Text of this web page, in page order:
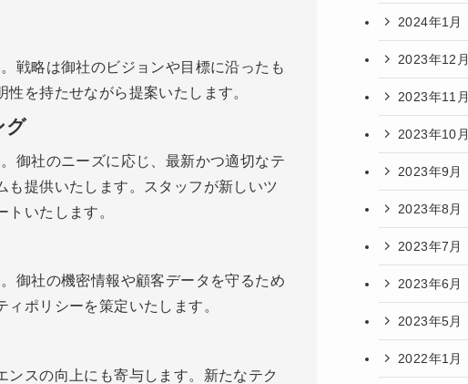
戦略は御社のビジョンや目標に沿ったも
を持たせながら提案いたします。
グ
御社のニーズに応じ、最新かつ適切なテ
も提供いたします。スタッフが新しいツ
いたします。
御社の機密情報や顧客データを守るため
ポリシーを策定いたします。
スの向上にも寄与します。新たなテク
2024年1月
2023年12月
2023年11月
2023年10月
2023年9月
2023年8月
2023年7月
2023年6月
2023年5月
2022年1月